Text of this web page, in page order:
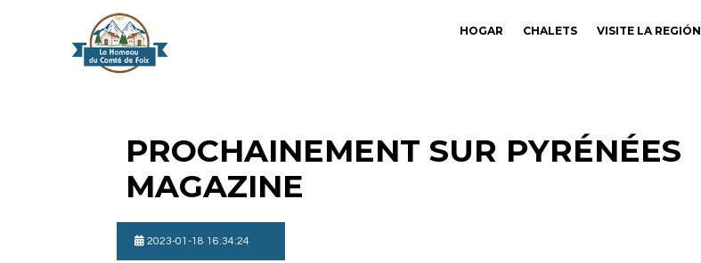
HOGAR CHALETS VISITE LA REGIÓN
PROCHAINEMENT SUR PYRÉNÉES
MAGAZINE
2023-01-18 16:34:24